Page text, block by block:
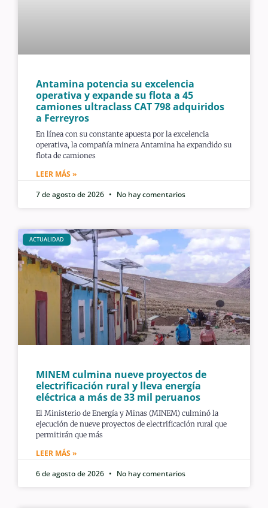
Antamina potencia su excelencia
operativa y expande su flota a 45
camiones ultraclass CAT 798 adquiridos
a Ferreyros
En línea con su constante apuesta por la excelencia
operativa, la compañía minera Antamina ha expandido su
flota de camiones
LEER MÁS »
7 de agosto de 2026
No hay comentarios
ACTUALIDAD
MINEM culmina nueve proyectos de
electrificación rural y lleva energía
eléctrica a más de 33 mil peruanos
El Ministerio de Energía y Minas (MINEM) culminó la
ejecución de nueve proyectos de electrificación rural que
permitirán que más
LEER MÁS »
6 de agosto de 2026
No hay comentarios